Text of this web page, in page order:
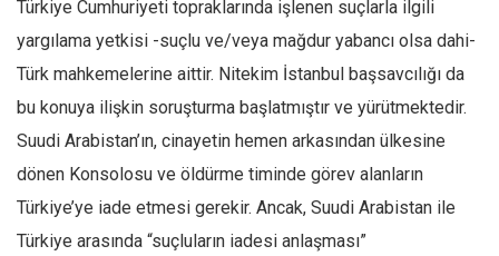
Türkiye Cumhuriyeti topraklarında işlenen suçlarla ilgili
yargılama yetkisi -suçlu ve/veya mağdur yabancı olsa dahi-
Türk mahkemelerine aittir. Nitekim İstanbul başsavcılığı da
bu konuya ilişkin soruşturma başlatmıştır ve yürütmektedir.
Suudi Arabistan’ın, cinayetin hemen arkasından ülkesine
dönen Konsolosu ve öldürme timinde görev alanların
Türkiye’ye iade etmesi gerekir. Ancak, Suudi Arabistan ile
Türkiye arasında “suçluların iadesi anlaşması”